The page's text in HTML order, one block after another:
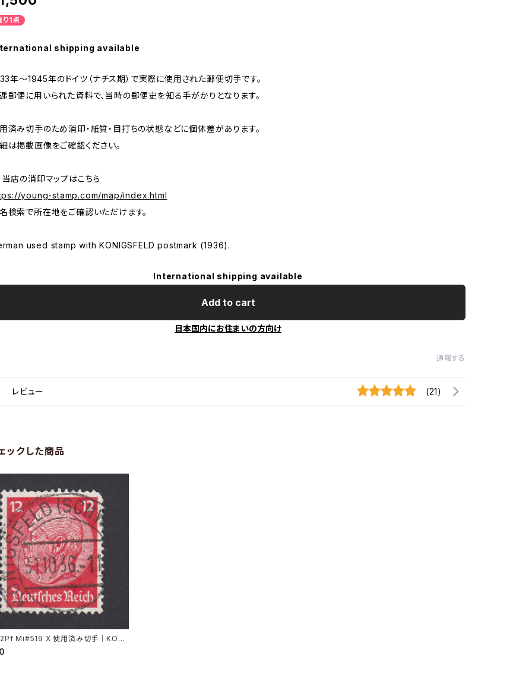
り1点
shipping available
年～1945年のドイツ（ナチス期）で実際に使用された郵便切手です。
郵便に用いられた資料で、当時の郵便史を知る手がかりとなります。
済み切手のため消印・紙質・目打ちの状態などに個体差があります。
は掲載画像をご確認ください。
店の消印マップはこちら
young-stamp.com/map/index.html
検索で所在地をご確認いただけます。
used stamp with KONIGSFELD postmark (1936).
International shipping available
Add to cart
日本国内にお住まいの方向け
通報する
レビュー (21)
ックした商品
Mi#519 X 使用済み切手｜KONI
31.10.1936